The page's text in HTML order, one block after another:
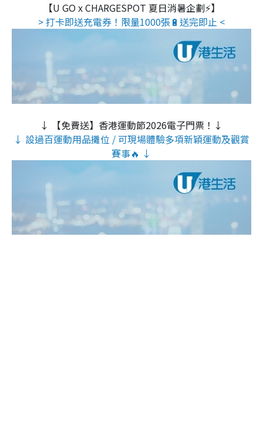
【U GO x CHARGESPOT 夏日消暑企劃⚡】
> 打卡即送充電券！限量1000張🔋送完即止 <
↓ 【免費送】香港運動節2026電子門票！↓
↓ 設過百運動用品攤位 / 可現場體驗多項新穎運動及觀賞
賽事🔥 ↓